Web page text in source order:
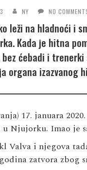
NY NO
leži na hladnoći i
Kada je hitna
ćebadi i
organa izazvanog
17. januara
Njujorku. Imao je
Valva i njegova
zatvora zbog